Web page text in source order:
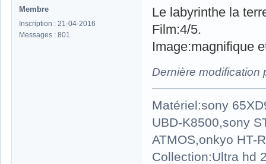
Membre
Inscription : 21-04-2016
Messages : 801
Le labyrinthe la
Film:4/5.
Image:magnifique
Dernière modification
Matériel:sony
UBD-K8500,sony
ATMOS,onkyo HT-
Collection:Ultra hd